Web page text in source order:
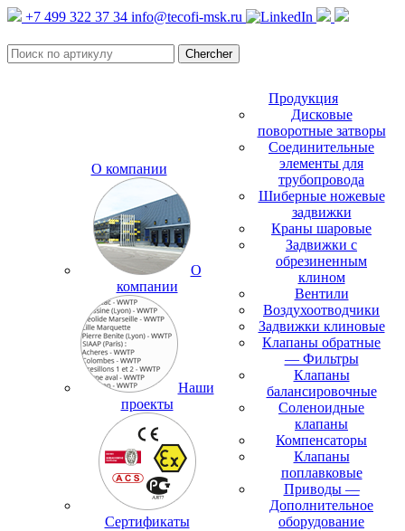
+7 499 322 37 34 info@tecofi-msk.ru
О компании
О
компании
Наши
проекты
Сертификаты
Продукция
Дисковые
поворотные затворы
Соединительные
элементы для
трубопровода
Шиберные ножевые
задвижки
Краны шаровые
Задвижки с
обрезиненным
клином
Вентили
Воздухоотводчики
Задвижки клиновые
Клапаны обратные
— Фильтры
Клапаны
балансировочные
Соленоидные
клапаны
Компенсаторы
Клапаны
поплавковые
Приводы —
Дополнительное
оборудование